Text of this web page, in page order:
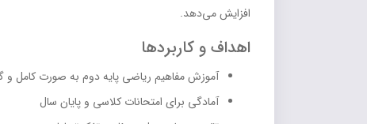
افزایش می‌دهد.
اهداف و کاربردها
آموزش مفاهیم ریاضی پایه دوم به صورت کامل و
آمادگی برای امتحانات کلاسی و پایان سال